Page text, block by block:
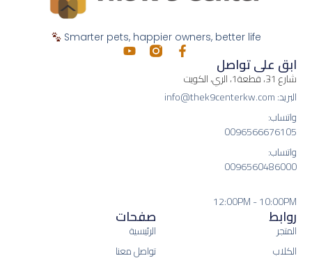
Smarter pets, happier owners, better life
صفحات
الرئيسية
تواصل معنا
روابط
المتجر
الكلاب
ابق على تواصل
شارع 31، قطعة1، الري، الكويت
البريد: info@thek9centerkw.com
واتساب:
0096566676105
واتساب:
0096560486000
12:00PM - 10:00PM